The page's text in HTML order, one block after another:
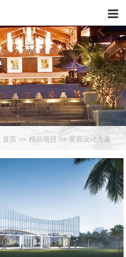
首页 >> 精品项目 >> 景观设计方案